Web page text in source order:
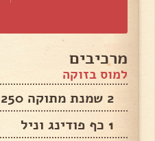
מרכיבים
למוס בזוקה
2 שמנת מתוקה 250 מ״ל
1 כף פודינג וניל